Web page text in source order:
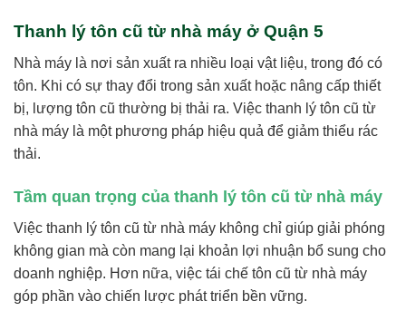
Thanh lý tôn cũ từ nhà máy ở Quận 5
Nhà máy là nơi sản xuất ra nhiều loại vật liệu, trong đó có
tôn. Khi có sự thay đổi trong sản xuất hoặc nâng cấp thiết
bị, lượng tôn cũ thường bị thải ra. Việc thanh lý tôn cũ từ
nhà máy là một phương pháp hiệu quả để giảm thiểu rác
thải.
Tầm quan trọng của thanh lý tôn cũ từ nhà máy
Việc thanh lý tôn cũ từ nhà máy không chỉ giúp giải phóng
không gian mà còn mang lại khoản lợi nhuận bổ sung cho
doanh nghiệp. Hơn nữa, việc tái chế tôn cũ từ nhà máy
góp phần vào chiến lược phát triển bền vững.